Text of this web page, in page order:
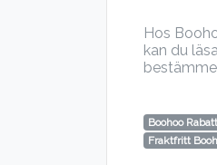
Hos
kan du
Boohoo Rabatt
Fraktfritt